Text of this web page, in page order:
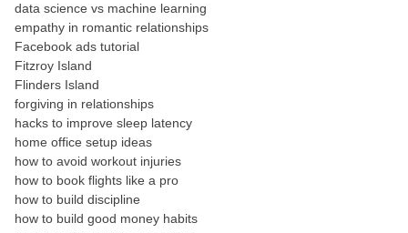
data science vs machine learning
empathy in romantic relationships
Facebook ads tutorial
Fitzroy Island
Flinders Island
forgiving in relationships
hacks to improve sleep latency
home office setup ideas
how to avoid workout injuries
how to book flights like a pro
how to build discipline
how to build good money habits